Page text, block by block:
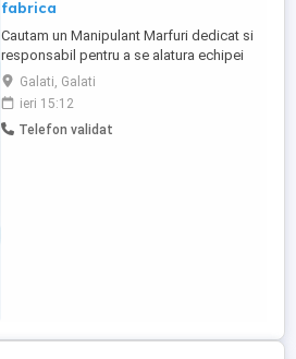
fabrica
Cautam un Manipulant Marfuri dedicat si
responsabil pentru a se alatura echipei
noastre. Candidatul ideal va fi responsabil
de manipularea, sortarea si pregatirea
marfurilor in cadrul depozitului si al
fabricii. Responsabilitati principale: *
Galati, Galati
ieri 15:12
Telefon validat